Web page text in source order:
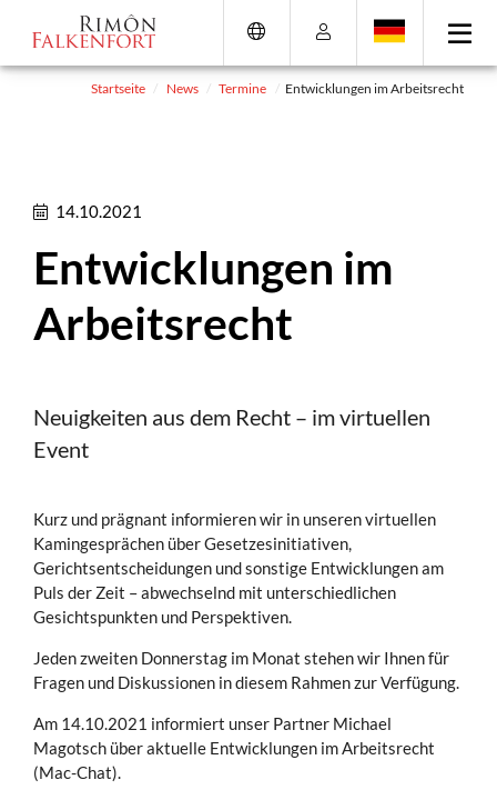
(Eingabetaste)
(Eingabetaste)
(Eingabetaste)
(Eingabetaste)Startseite News Termine Entwicklungen im Arbeitsrecht
14.10.2021
Entwicklungen im
Arbeitsrecht
Neuigkeiten aus dem Recht – im virtuellen
Event
Kurz und prägnant informieren wir in unseren virtuellen
Kamingesprächen über Gesetzesinitiativen,
Gerichtsentscheidungen und sonstige Entwicklungen am
Puls der Zeit – abwechselnd mit unterschiedlichen
Gesichtspunkten und Perspektiven.
Jeden zweiten Donnerstag im Monat stehen wir Ihnen für
Fragen und Diskussionen in diesem Rahmen zur Verfügung.
Am 14.10.2021 informiert unser Partner Michael
Magotsch über aktuelle Entwicklungen im Arbeitsrecht
(Mac-Chat).